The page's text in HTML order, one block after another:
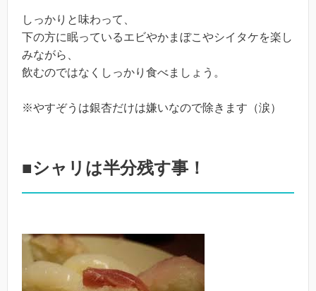
しっかりと味わって、
下の方に眠っているエビやかまぼこやシイタケを楽し
みながら、
飲むのではなくしっかり食べましょう。
※やすぞうは銀杏だけは嫌いなので除きます（涙）
■シャリは半分残す事！